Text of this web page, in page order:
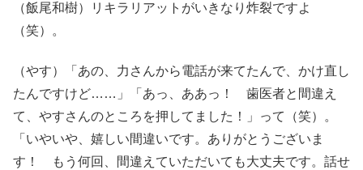
（飯尾和樹）リキラリアットがいきなり炸裂ですよ
（笑）。
（やす）「あの、力さんから電話が来てたんで、かけ直し
たんですけど……」「あっ、ああっ！ 歯医者と間違え
て、やすさんのところを押してました！」って（笑）。
「いやいや、嬉しい間違いです。ありがとうございま
す！ もう何回、間違えていただいても大丈夫です。話せ